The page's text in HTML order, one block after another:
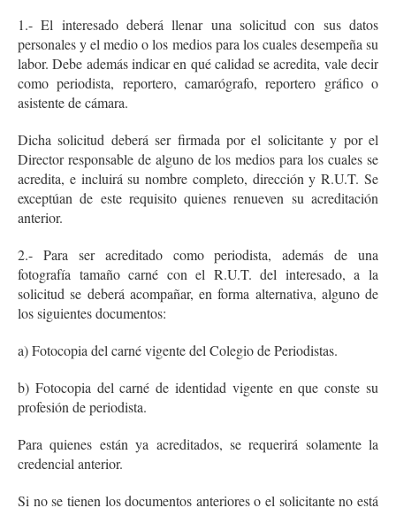
1.- El interesado deberá llenar una solicitud con sus datos
personales y el medio o los medios para los cuales desempeña su
labor. Debe además indicar en qué calidad se acredita, vale decir
como periodista, reportero, camarógrafo, reportero gráfico o
asistente de cámara.
Dicha solicitud deberá ser firmada por el solicitante y por el
Director responsable de alguno de los medios para los cuales se
acredita, e incluirá su nombre completo, dirección y R.U.T. Se
exceptúan de este requisito quienes renueven su acreditación
anterior.
2.- Para ser acreditado como periodista, además de una
fotografía tamaño carné con el R.U.T. del interesado, a la
solicitud se deberá acompañar, en forma alternativa, alguno de
los siguientes documentos:
a) Fotocopia del carné vigente del Colegio de Periodistas.
b) Fotocopia del carné de identidad vigente en que conste su
profesión de periodista.
Para quienes están ya acreditados, se requerirá solamente la
credencial anterior.
Si no se tienen los documentos anteriores o el solicitante no está